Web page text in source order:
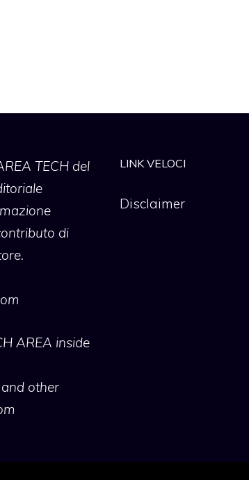
TECH del
di
AREA inside
other
LINK VELOCI
Disclaimer